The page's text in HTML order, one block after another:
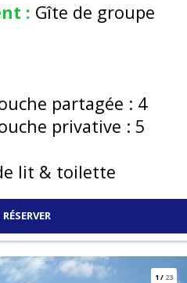
: Gîte de groupe
partagée : 4
privative : 5
lit & toilette
RÉSERVER
1/ 23